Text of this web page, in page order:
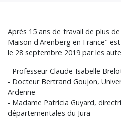
Après 15 ans de travail de plus
Maison d'Arenberg en France"
le 28 septembre 2019 par les
- Professeur Claude-Isabelle
- Docteur Bertrand Goujon,
Ardenne
- Madame Patricia Guyard,
départementales du Jura